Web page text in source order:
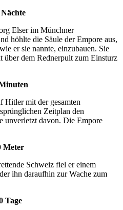
Elser im Münchner
höhlte die Säule der Empore aus,
er sie nannte, einzubauen. Sie
über dem Rednerpult zum Einsturz
Hitler mit der gesamten
Zeitplan den
unverletzt davon. Die Empore
Meter
Schweiz fiel er einem
ihn daraufhin zur Wache zum
Tage